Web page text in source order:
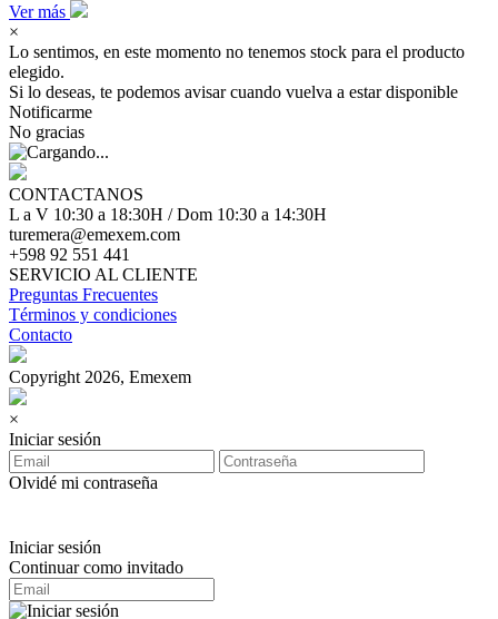
Ver más
×
Lo sentimos, en este momento no tenemos stock para el producto
elegido.
Si lo deseas, te podemos avisar cuando vuelva a estar disponible
Notificarme
No gracias
CONTACTANOS
L a V 10:30 a 18:30H / Dom 10:30 a 14:30H
turemera@emexem.com
+598 92 551 441
SERVICIO AL CLIENTE
Preguntas Frecuentes
Términos y condiciones
Contacto
Copyright 2026, Emexem
×
Iniciar sesión
Olvidé mi contraseña
Iniciar sesión
Continuar como invitado